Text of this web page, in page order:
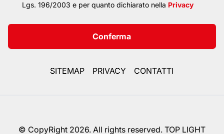
Lgs. 196/2003 e per quanto dichiarato nella Privacy
Conferma
SITEMAP PRIVACY CONTATTI
© CopyRight 2026. All rights reserved. TOP LIGHT